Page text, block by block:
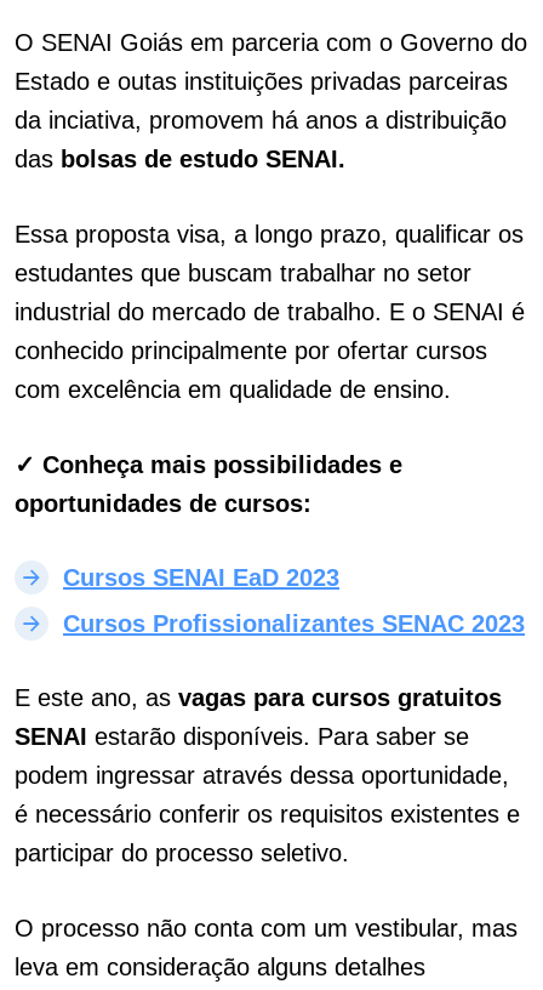
O SENAI Goiás em parceria com o Governo do
Estado e outas instituições privadas parceiras
da inciativa, promovem há anos a distribuição
das bolsas de estudo SENAI.
Essa proposta visa, a longo prazo, qualificar os
estudantes que buscam trabalhar no setor
industrial do mercado de trabalho. E o SENAI é
conhecido principalmente por ofertar cursos
com excelência em qualidade de ensino.
✓ Conheça mais possibilidades e
oportunidades de cursos:
Cursos SENAI EaD 2023
Cursos Profissionalizantes SENAC 2023
E este ano, as vagas para cursos gratuitos
SENAI estarão disponíveis. Para saber se
podem ingressar através dessa oportunidade,
é necessário conferir os requisitos existentes e
participar do processo seletivo.
O processo não conta com um vestibular, mas
leva em consideração alguns detalhes